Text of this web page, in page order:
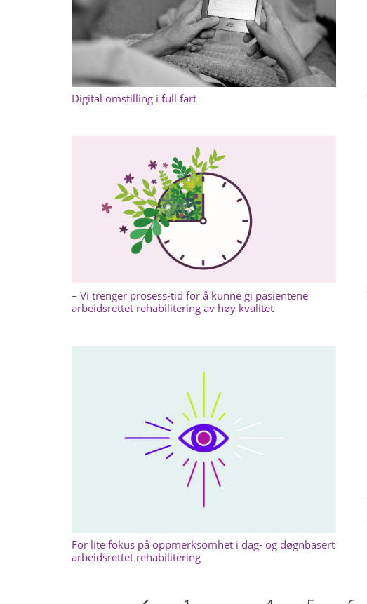
Digital omstilling i full fart
– Vi trenger prosess-tid for å kunne gi pasientene
arbeidsrettet rehabilitering av høy kvalitet
For lite fokus på oppmerksomhet i dag- og døgnbasert
arbeidsrettet rehabilitering